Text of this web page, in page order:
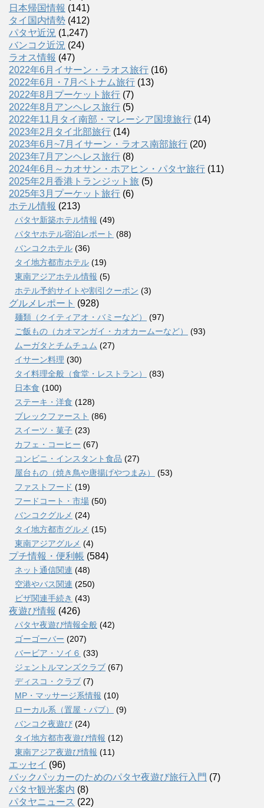
日本帰国情報 (141)
タイ国内情勢 (412)
パタヤ近況 (1,247)
バンコク近況 (24)
ラオス情報 (47)
2022年6月イサーン・ラオス旅行 (16)
2022年6月・7月ベトナム旅行 (13)
2022年8月プーケット旅行 (7)
2022年8月アンヘレス旅行 (5)
2022年11月タイ南部・マレーシア国境旅行 (14)
2023年2月タイ北部旅行 (14)
2023年6月~7月イサーン・ラオス南部旅行 (20)
2023年7月アンヘレス旅行 (8)
2024年6月～カオサン・ホアヒン・パタヤ旅行 (11)
2025年2月香港トランジット旅 (5)
2025年3月プーケット旅行 (6)
ホテル情報 (213)
パタヤ新築ホテル情報 (49)
パタヤホテル宿泊レポート (88)
バンコクホテル (36)
タイ地方都市ホテル (19)
東南アジアホテル情報 (5)
ホテル予約サイトや割引クーポン (3)
グルメレポート (928)
麺類（クイティアオ・バミーなど）
(97)
ご飯もの（カオマンガイ・カオカームーなど）
(93)
ムーガタとチムチュム (27)
イサーン料理 (30)
タイ料理全般（食堂・レストラン）
(83)
日本食 (100)
ステーキ・洋食 (128)
ブレックファースト (86)
スイーツ・菓子 (23)
カフェ・コーヒー (67)
コンビニ・インスタント食品 (27)
屋台もの（焼き鳥や唐揚げやつまみ）
(53)
ファストフード (19)
フードコート・市場 (50)
バンコクグルメ (24)
タイ地方都市グルメ (15)
東南アジアグルメ (4)
プチ情報・便利帳 (584)
ネット通信関連 (48)
空港やバス関連 (250)
ビザ関連手続き (43)
夜遊び情報 (426)
パタヤ夜遊び情報全般 (42)
ゴーゴーバー (207)
バービア・ソイ６ (33)
ジェントルマンズクラブ (67)
ディスコ・クラブ (7)
MP・マッサージ系情報 (10)
ローカル系（置屋・パブ）
(9)
バンコク夜遊び (24)
タイ地方都市夜遊び情報 (12)
東南アジア夜遊び情報 (11)
エッセイ (96)
バックパッカーのためのパタヤ夜遊び旅行入門 (7)
パタヤ観光案内 (8)
パタヤニュース (22)